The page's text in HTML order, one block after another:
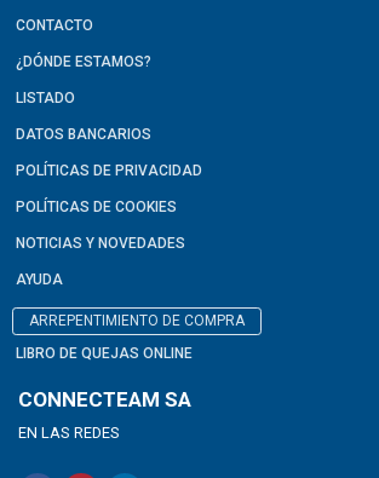
CONTACTO
¿DÓNDE ESTAMOS?
LISTADO
DATOS BANCARIOS
POLÍTICAS DE PRIVACIDAD
POLÍTICAS DE COOKIES
NOTICIAS Y NOVEDADES
AYUDA
ARREPENTIMIENTO DE COMPRA
LIBRO DE QUEJAS ONLINE
CONNECTEAM SA
EN LAS REDES